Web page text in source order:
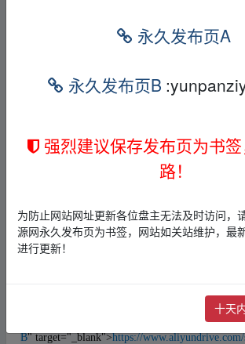
https://www.aliyundrive.com/s/
保存，或者复制本段内容，打开「
「情深深雨蒙蒙音乐全记录.exe」https://
点击 链接保存，或者复制本段内容，打开「阿里
需下载极速在线查看，视频原画倍速播放。
https://
点击链接保存，或者复制本段内容，打开「 阿
需下载极速在线查看，视频原画倍速播放。
「飘.exe」
需下载极速在线查看，视频原画倍速播放。
https://
B" target="_blank">https://
永久发布页A
永久发布页B
强烈建议保存发布页为书
路！
为防止网站网址更新各位盘主无法及时访问，
源网永久发布页为书签，网站如关站维护，最
进行更新！
十天